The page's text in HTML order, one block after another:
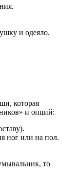
и одеяло.
которая
и опций:
ног или на пол.
то